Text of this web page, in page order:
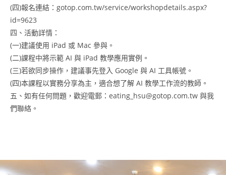
(四)報名連結：gotop.com.tw/service/workshopdetails.aspx?
id=9623
四、活動詳情：
(一)建議使用 iPad 或 Mac 參與。
(二)課程中將示範 AI 與 iPad 教學應用實例。
(三)若欲同步操作，建議事先登入 Google 與 AI 工具帳號。
(四)本課程以實務分享為主，適合想了解 AI 教學工作流的教師。
五、如有任何問題，歡迎電郵：eating_hsu@gotop.com.tw 與我
們聯絡。